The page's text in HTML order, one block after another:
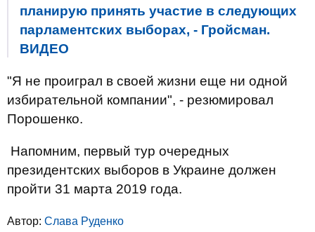
планирую принять участие в следующих
парламентских выборах, - Гройсман.
ВИДЕО
"Я не проиграл в своей жизни еще ни одной
избирательной компании", - резюмировал
Порошенко.
Напомним, первый тур очередных
президентских выборов в Украине должен
пройти 31 марта 2019 года.
Автор: Слава Руденко